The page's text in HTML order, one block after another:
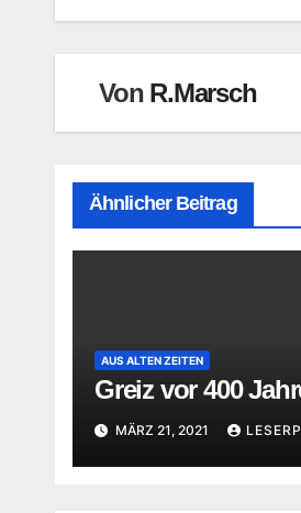
Von R.Marsch
Ähnlicher Beitrag
AUS ALTEN ZEITEN
Greiz vor 400
MÄRZ 21, 2021